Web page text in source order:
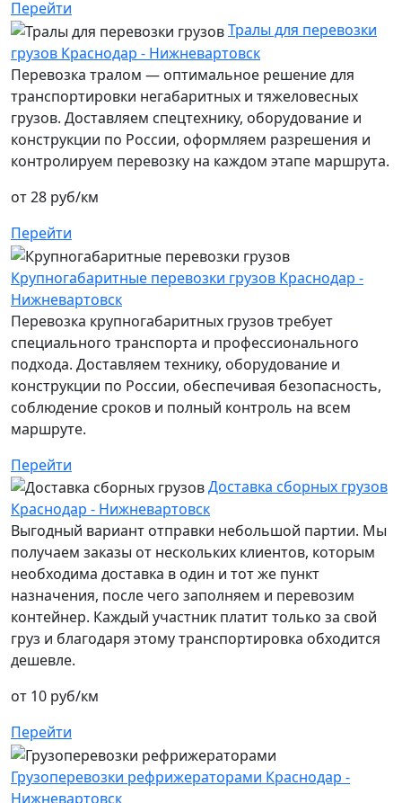
Перейти
Тралы для перевозки
грузов Краснодар - Нижневартовск
Перевозка тралом — оптимальное решение для
транспортировки негабаритных и тяжеловесных
грузов. Доставляем спецтехнику, оборудование и
конструкции по России, оформляем разрешения и
контролируем перевозку на каждом этапе маршрута.
от 28 руб/км
Перейти
Крупногабаритные перевозки грузов Краснодар -
Нижневартовск
Перевозка крупногабаритных грузов требует
специального транспорта и профессионального
подхода. Доставляем технику, оборудование и
конструкции по России, обеспечивая безопасность,
соблюдение сроков и полный контроль на всем
маршруте.
Перейти
Доставка сборных грузов
Краснодар - Нижневартовск
Выгодный вариант отправки небольшой партии. Мы
получаем заказы от нескольких клиентов, которым
необходима доставка в один и тот же пункт
назначения, после чего заполняем и перевозим
контейнер. Каждый участник платит только за свой
груз и благодаря этому транспортировка обходится
дешевле.
от 10 руб/км
Перейти
Грузоперевозки рефрижераторами Краснодар -
Нижневартовск